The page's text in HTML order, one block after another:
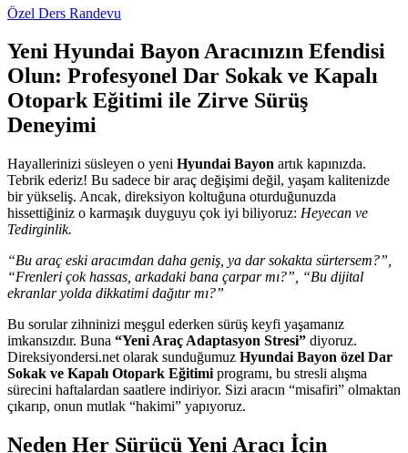
Özel Ders Randevu
Yeni Hyundai Bayon Aracınızın Efendisi
Olun: Profesyonel Dar Sokak ve Kapalı
Otopark Eğitimi ile Zirve Sürüş
Deneyimi
Hayallerinizi süsleyen o yeni Hyundai Bayon artık kapınızda.
Tebrik ederiz! Bu sadece bir araç değişimi değil, yaşam kalitenizde
bir yükseliş. Ancak, direksiyon koltuğuna oturduğunuzda
hissettiğiniz o karmaşık duyguyu çok iyi biliyoruz: Heyecan ve
Tedirginlik.
“Bu araç eski aracımdan daha geniş, ya dar sokakta sürtersem?”,
“Frenleri çok hassas, arkadaki bana çarpar mı?”, “Bu dijital
ekranlar yolda dikkatimi dağıtır mı?”
Bu sorular zihninizi meşgul ederken sürüş keyfi yaşamanız
imkansızdır. Buna “Yeni Araç Adaptasyon Stresi” diyoruz.
Direksiyondersi.net olarak sunduğumuz Hyundai Bayon özel Dar
Sokak ve Kapalı Otopark Eğitimi programı, bu stresli alışma
sürecini haftalardan saatlere indiriyor. Sizi aracın “misafiri” olmaktan
çıkarıp, onun mutlak “hakimi” yapıyoruz.
Neden Her Sürücü Yeni Aracı İçin